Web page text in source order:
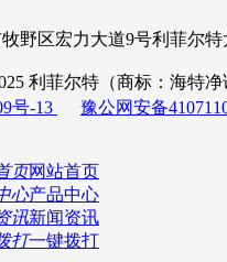
牧野区宏力大道9号利菲
利菲尔特（商标：海特
号-13
豫公网安备
网站首页
产品中心
新闻资讯
一键拨打